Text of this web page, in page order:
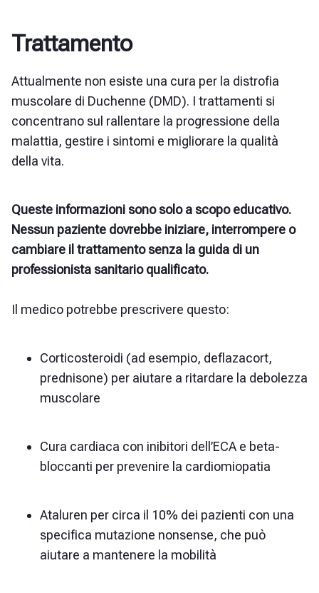
Trattamento
Attualmente non esiste una cura per la distrofia
muscolare di Duchenne (DMD). I trattamenti si
concentrano sul rallentare la progressione della
malattia, gestire i sintomi e migliorare la qualità
della vita.
Queste informazioni sono solo a scopo educativo.
Nessun paziente dovrebbe iniziare, interrompere o
cambiare il trattamento senza la guida di un
professionista sanitario qualificato.
Il medico potrebbe prescrivere questo:
Corticosteroidi (ad esempio, deflazacort,
prednisone) per aiutare a ritardare la debolezza
muscolare
Cura cardiaca con inibitori dell’ECA e beta-
bloccanti per prevenire la cardiomiopatia
Ataluren per circa il 10% dei pazienti con una
specifica mutazione nonsense, che può
aiutare a mantenere la mobilità